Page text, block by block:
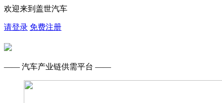
欢迎来到盖世汽车
请登录 免费注册
—— 汽车产业链供需平台 ——